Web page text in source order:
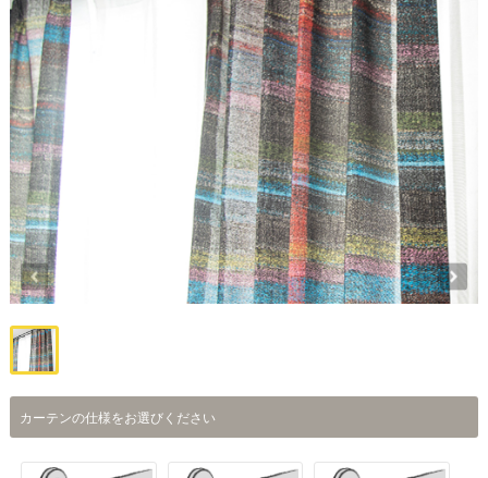
カーテンの仕様をお選びください